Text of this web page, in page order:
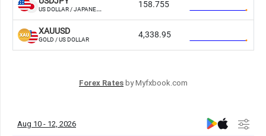
Forex Rates by Myfxbook.com